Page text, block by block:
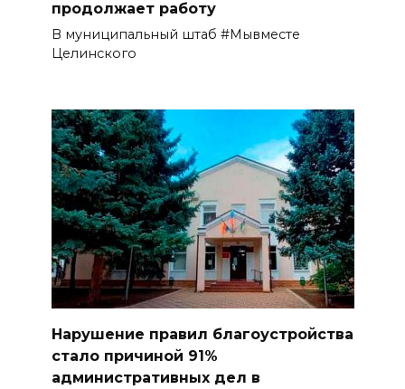
продолжает работу
В муниципальный штаб #Мывместе
Целинского
Нарушение правил благоустройства
стало причиной 91%
административных дел в